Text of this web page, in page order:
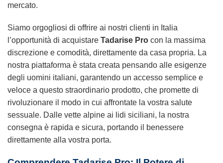
mercato.
Siamo orgogliosi di offrire ai nostri clienti in Italia
l’opportunità di acquistare Tadarise Pro con la massima
discrezione e comodità, direttamente da casa propria. La
nostra piattaforma è stata creata pensando alle esigenze
degli uomini italiani, garantendo un accesso semplice e
veloce a questo straordinario prodotto, che promette di
rivoluzionare il modo in cui affrontate la vostra salute
sessuale. Dalle vette alpine ai lidi siciliani, la nostra
consegna è rapida e sicura, portando il benessere
direttamente alla vostra porta.